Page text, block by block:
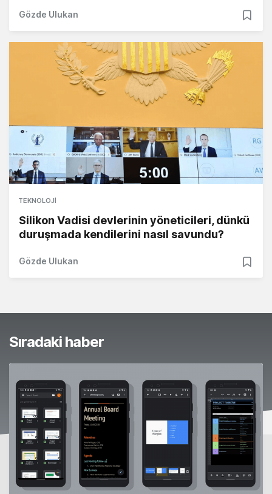
Gözde Ulukan
TEKNOLOJI
Silikon Vadisi devlerinin yöneticileri, dünkü
duruşmada kendilerini nasıl savundu?
Gözde Ulukan
Sıradaki haber